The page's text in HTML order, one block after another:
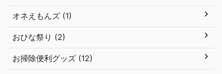
オネえもんズ (1)
おひな祭り (2)
お掃除便利グッズ (12)